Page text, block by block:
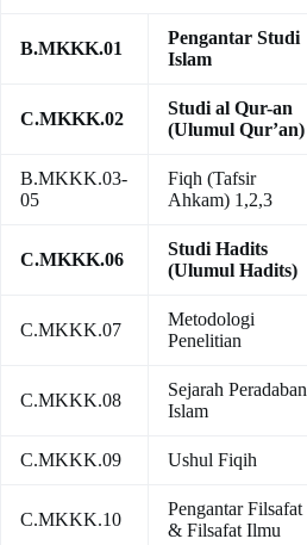
B.MKKK.01
Pengantar Studi
Islam
C.MKKK.02
Studi al Qur-an
(Ulumul Qur’an)
B.MKKK.03-
05
Fiqh (Tafsir
Ahkam) 1,2,3
C.MKKK.06
Studi Hadits
(Ulumul Hadits)
C.MKKK.07
Metodologi
Penelitian
C.MKKK.08
Sejarah Peradaban
Islam
C.MKKK.09 Ushul Fiqih
C.MKKK.10
Pengantar Filsafat
& Filsafat Ilmu